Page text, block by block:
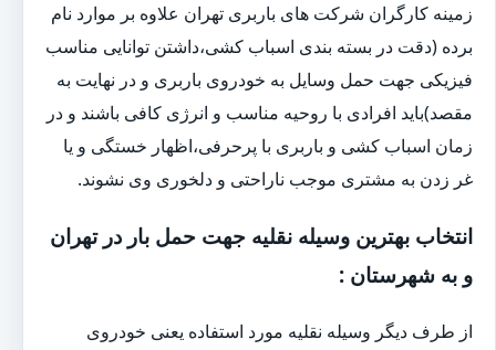
زمینه کارگران شرکت های باربری تهران علاوه بر موارد نام
برده (دقت در بسته بندی اسباب کشی،داشتن توانایی مناسب
فیزیکی جهت حمل وسایل به خودروی باربری و در نهایت به
مقصد)باید افرادی با روحیه مناسب و انرژی کافی باشند و در
زمان اسباب کشی و باربری با پرحرفی،اظهار خستگی و یا
غر زدن به مشتری موجب ناراحتی و دلخوری وی نشوند.
انتخاب بهترین وسیله نقلیه جهت حمل بار در تهران
و به شهرستان :
از طرف دیگر وسیله نقلیه مورد استفاده یعنی خودروی